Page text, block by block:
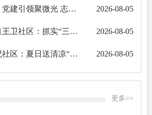
包河区淝河镇：党建引领聚微光 志愿赋能惠民生 2026-08-05
包河区望湖街道王卫社区：抓实“三网”建设 激活非公党建发展新动能 2026-08-05
包河区滨湖世纪社区：夏日送清凉“骑手友好门店”揭牌 2026-08-05
更多>>